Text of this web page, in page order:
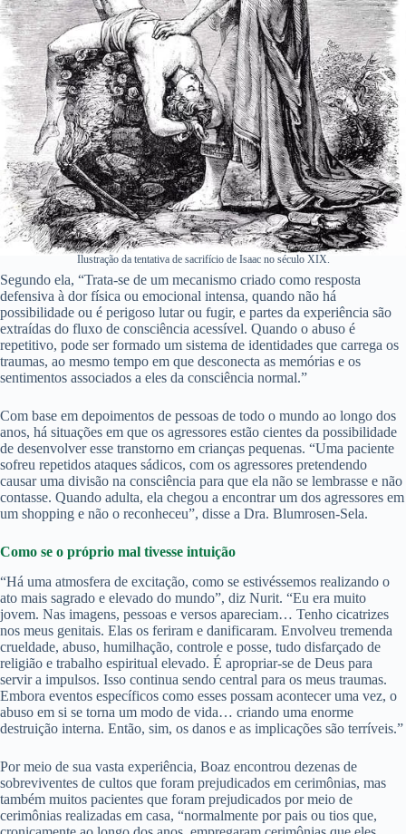
Ilustração da tentativa de sacrifício de Isaac no século XIX.
Segundo ela, “Trata-se de um mecanismo criado como resposta
defensiva à dor física ou emocional intensa, quando não há
possibilidade ou é perigoso lutar ou fugir, e partes da experiência são
extraídas do fluxo de consciência acessível. Quando o abuso é
repetitivo, pode ser formado um sistema de identidades que carrega os
traumas, ao mesmo tempo em que desconecta as memórias e os
sentimentos associados a eles da consciência normal.”
Com base em depoimentos de pessoas de todo o mundo ao longo dos
anos, há situações em que os agressores estão cientes da possibilidade
de desenvolver esse transtorno em crianças pequenas. “Uma paciente
sofreu repetidos ataques sádicos, com os agressores pretendendo
causar uma divisão na consciência para que ela não se lembrasse e não
contasse. Quando adulta, ela chegou a encontrar um dos agressores em
um shopping e não o reconheceu”, disse a Dra. Blumrosen-Sela.
Como se o próprio mal tivesse intuição
“Há uma atmosfera de excitação, como se estivéssemos realizando o
ato mais sagrado e elevado do mundo”, diz Nurit. “Eu era muito
jovem. Nas imagens, pessoas e versos apareciam… Tenho cicatrizes
nos meus genitais. Elas os feriram e danificaram. Envolveu tremenda
crueldade, abuso, humilhação, controle e posse, tudo disfarçado de
religião e trabalho espiritual elevado. É apropriar-se de Deus para
servir a impulsos. Isso continua sendo central para os meus traumas.
Embora eventos específicos como esses possam acontecer uma vez, o
abuso em si se torna um modo de vida… criando uma enorme
destruição interna. Então, sim, os danos e as implicações são terríveis.”
Por meio de sua vasta experiência, Boaz encontrou dezenas de
sobreviventes de cultos que foram prejudicados em cerimônias, mas
também muitos pacientes que foram prejudicados por meio de
cerimônias realizadas em casa, “normalmente por pais ou tios que,